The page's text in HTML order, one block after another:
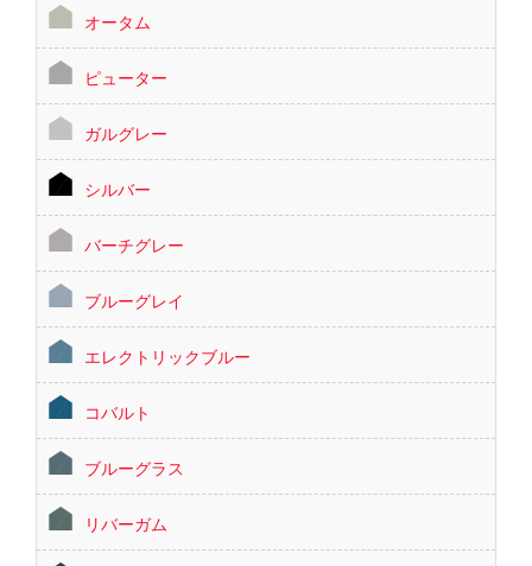
オータム
ピューター
ガルグレー
シルバー
バーチグレー
ブルーグレイ
エレクトリックブルー
コバルト
ブルーグラス
リバーガム